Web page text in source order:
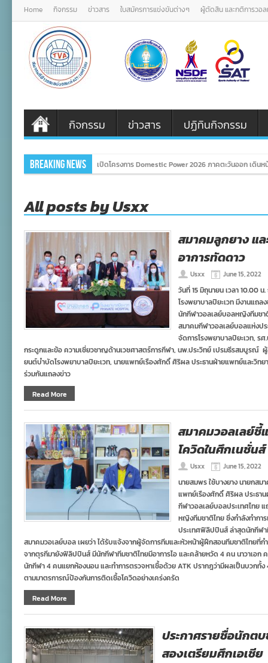
Home กิจกรรม ข่าวสาร ใบสมัครการแข่งขันต่างๆ ผู้ตัดสิน และกติการวอ
กิจกรรม ข่าวสาร ปฏิทินกิจกรรม
Breaking News เปิดโครงการ Domestic Power 2026 ภาคตะวันออก เดิน
All posts by Usxx
สมาคมลูกยาง แล
อาการทัดดาว
Usxx June 15, 2022
วันที่ 15 มิถุนายน เวลา
โรงพยาบาลปิยะเวท มีงานแถ
นักกีฬาวอลเลย์บอลหญิงทีมชา
สมาคมกีฬาวอลเลย์บอลแห่งป
จัดการโรงพยาบาลปิยะเวท,
กระดูกและข้อ ความเชี่ยวชาญด้านเวชศาสตร์การกีฬา, นพ.ประวิทย์ เปรมธีรสมบูรณ์
ยนต์บำบัดโรงพยาบาลปิยะเวท, นายแพทย์เรืองศักดิ์ ศิริผล ประธานฝ่ายแพทย์และวิท
ร่วมกันแถลงข่าว
Read More
สมาคมวอลเลย์
โควิดในศึกเนชั่น
Usxx June 15, 2022
นายสมพร ใช้บางยาง นายกสม
แพทย์เรืองศักดิ์ ศิริผล ประธา
กีฬาวอลเลย์บอลประเทศไทย
หญิงทีมชาติไทย ซึ่งกำลังทำกา
ประเทศฟิลิปปินส์ ล่าสุดนักกีฬ
สมาคมวอเลย์บอล เผยว่า ได้รับแจ้งจากผู้จัดการทีมและหัวหน้าผู้ฝึกสอนทีมชาติไทยที่
จากตุรกีมายังฟิลิปปินส์ มีนักกีฬาทีมชาติไทยมีอาการไอ และคล้ายหวัด 4 คน นาวาเอก
นักกีฬา 4 คนแยกห้องนอน และทำการตรวจหาเชื้อด้วย ATK ปรากฎว่ามีผลเป็นบวกทั้
ตามมาตรการณ์ป้องกันการติดเชื้อโควิดอย่างเคร่งครัด
Read More
ประกาศรายชื่อนักต
สองเตรียมศึกเอเชีย